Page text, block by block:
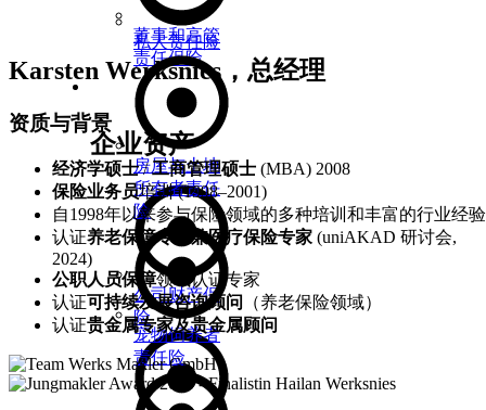
董事和高管
责任保险
财产与建筑
企业资产
公司财产保
险
私人责任险
房屋与土地
所有者责任
险
宠物饲养者
责任险
Karsten Werksnies，总经理
资质与背景
经济学硕士/工商管理硕士 (MBA) 2008
保险业务员培训 (1998–2001)
自1998年以来参与保险领域的多种培训和丰富的行业经验
认证养老保障专家兼医疗保险专家 (uniAKAD 研讨会,
2024)
公职人员保障领域认证专家
认证可持续发展咨询顾问
（养老保险领域）
认证贵金属专家及贵金属顾问